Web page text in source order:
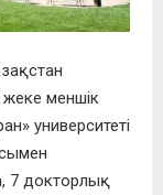
меншік
университеті
7 докторлық